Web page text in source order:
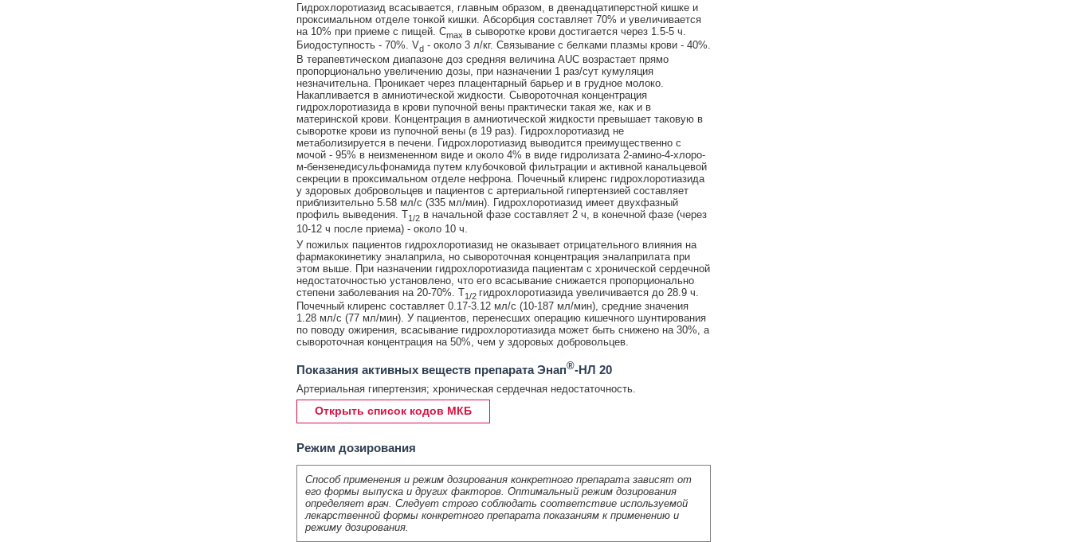
Гидрохлоротиазид всасывается, главным образом, в двенадцатиперстной кишке и
проксимальном отделе тонкой кишки. Абсорбция составляет 70% и увеличивается
на 10% при приеме с пищей. Cmax в сыворотке крови достигается через 1.5-5 ч.
Биодоступность - 70%. Vd- около 3 л/кг. Связывание с белками плазмы крови - 40%.
В терапевтическом диапазоне доз средняя величина AUC возрастает прямо
пропорционально увеличению дозы, при назначении 1 раз/сут кумуляция
незначительна. Проникает через плацентарный барьер и в грудное молоко.
Накапливается в амниотической жидкости. Сывороточная концентрация
гидрохлоротиазида в крови пупочной вены практически такая же, как и в
материнской крови. Концентрация в амниотической жидкости превышает таковую в
сыворотке крови из пупочной вены (в 19 раз). Гидрохлоротиазид не
метаболизируется в печени. Гидрохлоротиазид выводится преимущественно с
мочой - 95% в неизмененном виде и около 4% в виде гидролизата 2-амино-4-хлоро-
м-бензенедисульфонамида путем клубочковой фильтрации и активной канальцевой
секреции в проксимальном отделе нефрона. Почечный клиренс гидрохлоротиазида
у здоровых добровольцев и пациентов с артериальной гипертензией составляет
приблизительно 5.58 мл/с (335 мл/мин). Гидрохлоротиазид имеет двухфазный
профиль выведения. T1/2в начальной фазе составляет 2 ч, в конечной фазе (через
10-12 ч после приема) - около 10 ч.
У пожилых пациентов гидрохлоротиазид не оказывает отрицательного влияния на
фармакокинетику эналаприла, но сывороточная концентрация эналаприлата при
этом выше. При назначении гидрохлоротиазида пациентам с хронической сердечной
недостаточностью установлено, что его всасывание снижается пропорционально
степени заболевания на 20-70%. T1/2 гидрохлоротиазида увеличивается до 28.9 ч.
Почечный клиренс составляет 0.17-3.12 мл/с (10-187 мл/мин), средние значения
1.28 мл/с (77 мл/мин). У пациентов, перенесших операцию кишечного шунтирования
по поводу ожирения, всасывание гидрохлоротиазида может быть снижено на 30%, а
сывороточная концентрация на 50%, чем у здоровых добровольцев.
Показания активных веществ препарата Энап®-НЛ 20
Артериальная гипертензия; хроническая сердечная недостаточность.
Открыть список кодов МКБ
Режим дозирования
Способ применения и режим дозирования конкретного препарата зависят от
его формы выпуска и других факторов. Оптимальный режим дозирования
определяет врач. Следует строго соблюдать соответствие используемой
лекарственной формы конкретного препарата показаниям к применению и
режиму дозирования.